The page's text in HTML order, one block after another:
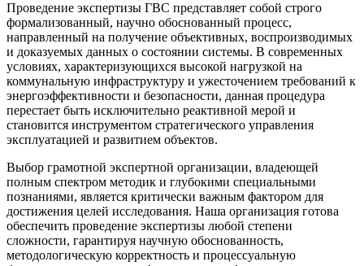
Проведение экспертизы ГВС представляет собой строго
формализованный, научно обоснованный процесс,
направленный на получение объективных, воспроизводимых
и доказуемых данных о состоянии системы. В современных
условиях, характеризующихся высокой нагрузкой на
коммунальную инфраструктуру и ужесточением требований к
энергоэффективности и безопасности, данная процедура
перестает быть исключительно реактивной мерой и
становится инструментом стратегического управления
эксплуатацией и развитием объектов.
Выбор грамотной экспертной организации, владеющей
полным спектром методик и глубокими специальными
познаниями, является критически важным фактором для
достижения целей исследования. Наша организация готова
обеспечить проведение экспертизы любой степени
сложности, гарантируя научную обоснованность,
методологическую корректность и процессуальную